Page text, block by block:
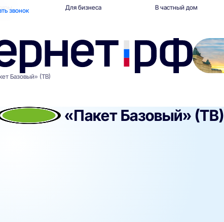
звонок Для бизнеса В частный дом
Базовый» (ТВ)
«Пакет Базовый» (ТВ)